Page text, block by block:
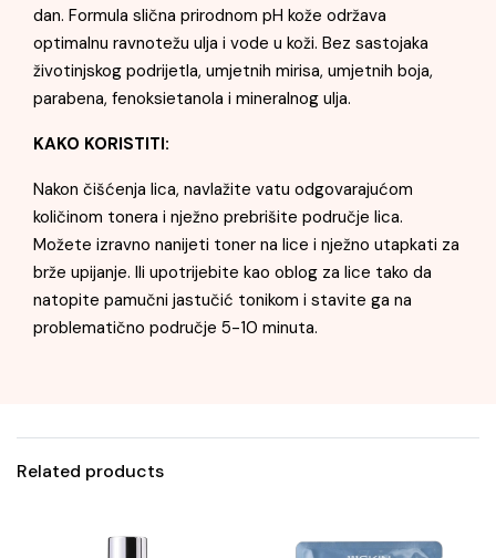
dan. Formula slična prirodnom pH kože održava
optimalnu ravnotežu ulja i vode u koži. Bez sastojaka
životinjskog podrijetla, umjetnih mirisa, umjetnih boja,
parabena, fenoksietanola i mineralnog ulja.
KAKO KORISTITI:
Nakon čišćenja lica, navlažite vatu odgovarajućom
količinom tonera i nježno prebrišite područje lica.
Možete izravno nanijeti toner na lice i nježno utapkati za
brže upijanje. Ili upotrijebite kao oblog za lice tako da
natopite pamučni jastučić tonikom i stavite ga na
problematično područje 5-10 minuta.
Related products